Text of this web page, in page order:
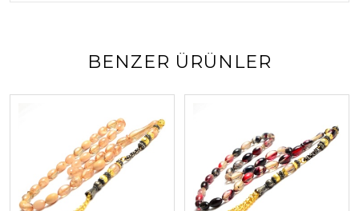
BENZER ÜRÜNLER